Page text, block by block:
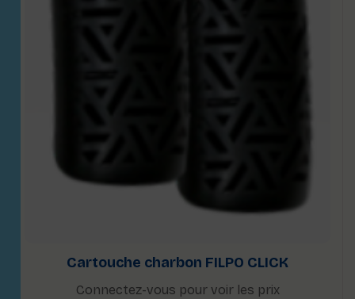
Cartouche charbon FILPO CLICK
Connectez-vous pour voir les prix